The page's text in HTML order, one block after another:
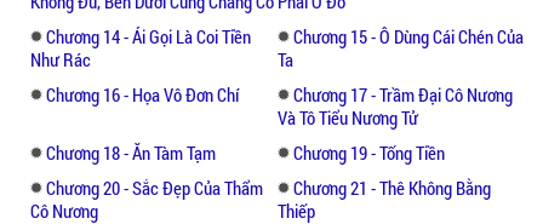
vó tìm kiếm, nàng đã lặng lẽ rời đi lúc nửa
đêm đến nơi kia để lấy lại.
Từ đó nàng chạm mặt đến Tô Nguyệt Cẩm.
Tô Nguyệt Cẩm là hoàng đế đương triều bấy
giờ, tình cách lãnh đạm và có đôi kỳ lạ.
Chương 14 - Ái Gọi Là Coi Tiền
Như Rác
Chương 15 - Ô Dùng Cái Chén Của
Ta
Chương 16 - Họa Vô Đơn Chí
Chương 17 - Trầm Đại Cô Nương
Và Tô Tiểu Nương Tử
Chương 18 - Ăn Tàm Tạm
Chương 19 - Tống Tiền
Chương 20 - Sắc Đẹp Của Thẩm
Cô Nương
Chương 21 - Thê Không Bằng
Thiếp